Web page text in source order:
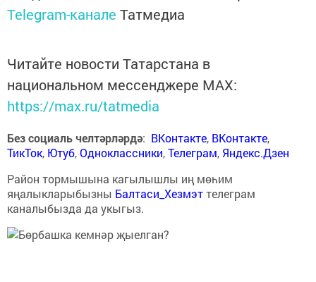
Telegram-канале Татмедиа
Читайте новости Татарстана в
национальном мессенджере MАХ:
https://max.ru/tatmedia
Без социаль челтәрләрдә: ВКонтакте, ВКонтакте,
ТикТок, Ютуб,Одноклассники,Телеграм, Яндекс.Дзен
Район тормышына кагылышлы иң мөһим
яңалыкларыбызны Балтаси_Хезмэттелеграм
каналыбызда да укыгыз.